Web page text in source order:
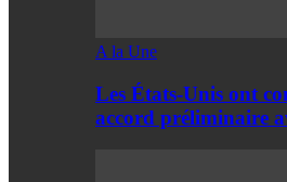
A la Une
Les États-Unis ont
accord préliminaire